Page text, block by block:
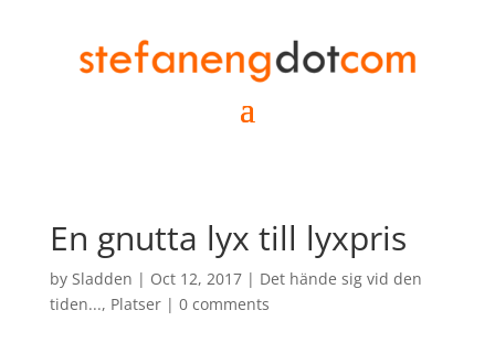
En gnutta lyx till lyxpris
by Sladden | Oct 12, 2017| Det hände sig vid den
tiden..., Platser| 0 comments